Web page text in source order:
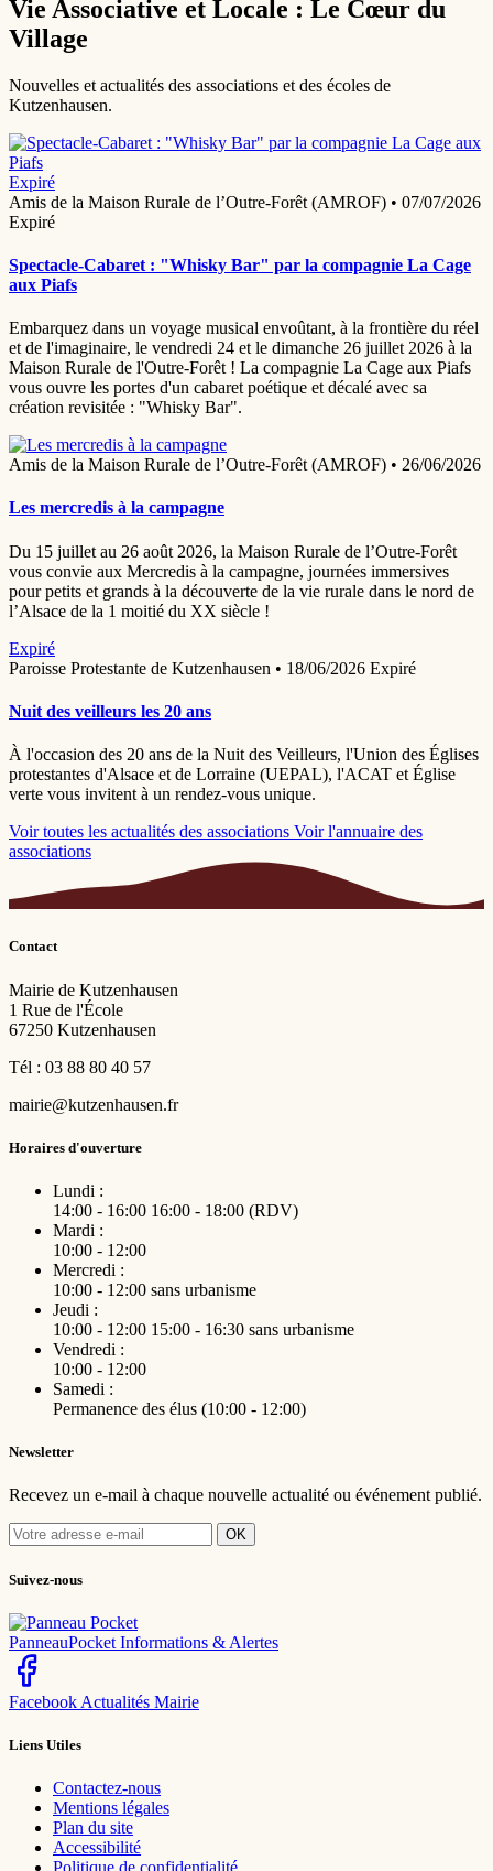
Vie Associative et Locale : Le Cœur du
Village
Nouvelles et actualités des associations et des écoles de
Kutzenhausen.
Expiré
Amis de la Maison Rurale de l’Outre-Forêt (AMROF) • 07/07/2026
Expiré
Spectacle-Cabaret : "Whisky Bar" par la compagnie La Cage
aux Piafs
Embarquez dans un voyage musical envoûtant, à la frontière du réel
et de l'imaginaire, le vendredi 24 et le dimanche 26 juillet 2026 à la
Maison Rurale de l'Outre-Forêt ! La compagnie La Cage aux Piafs
vous ouvre les portes d'un cabaret poétique et décalé avec sa
création revisitée : "Whisky Bar".
Amis de la Maison Rurale de l’Outre-Forêt (AMROF) • 26/06/2026
Les mercredis à la campagne
Du 15 juillet au 26 août 2026, la Maison Rurale de l’Outre-Forêt
vous convie aux Mercredis à la campagne, journées immersives
pour petits et grands à la découverte de la vie rurale dans le nord de
l’Alsace de la 1 moitié du XX siècle !
Expiré
Paroisse Protestante de Kutzenhausen • 18/06/2026 Expiré
Nuit des veilleurs les 20 ans
À l'occasion des 20 ans de la Nuit des Veilleurs, l'Union des Églises
protestantes d'Alsace et de Lorraine (UEPAL), l'ACAT et Église
verte vous invitent à un rendez-vous unique.
Voir toutes les actualités des associations Voir l'annuaire des
associations
Contact
Mairie de Kutzenhausen
1 Rue de l'École
67250 Kutzenhausen
Tél : 03 88 80 40 57
mairie@kutzenhausen.fr
Horaires d'ouverture
Lundi :
14:00 - 16:00 16:00 - 18:00 (RDV)
Mardi :
10:00 - 12:00
Mercredi :
10:00 - 12:00 sans urbanisme
Jeudi :
10:00 - 12:00 15:00 - 16:30 sans urbanisme
Vendredi :
10:00 - 12:00
Samedi :
Permanence des élus (10:00 - 12:00)
Newsletter
Recevez un e-mail à chaque nouvelle actualité ou événement publié.
OK
Suivez-nous
PanneauPocket Informations & Alertes
Facebook Actualités Mairie
Liens Utiles
Contactez-nous
Mentions légales
Plan du site
Accessibilité
Politique de confidentialité